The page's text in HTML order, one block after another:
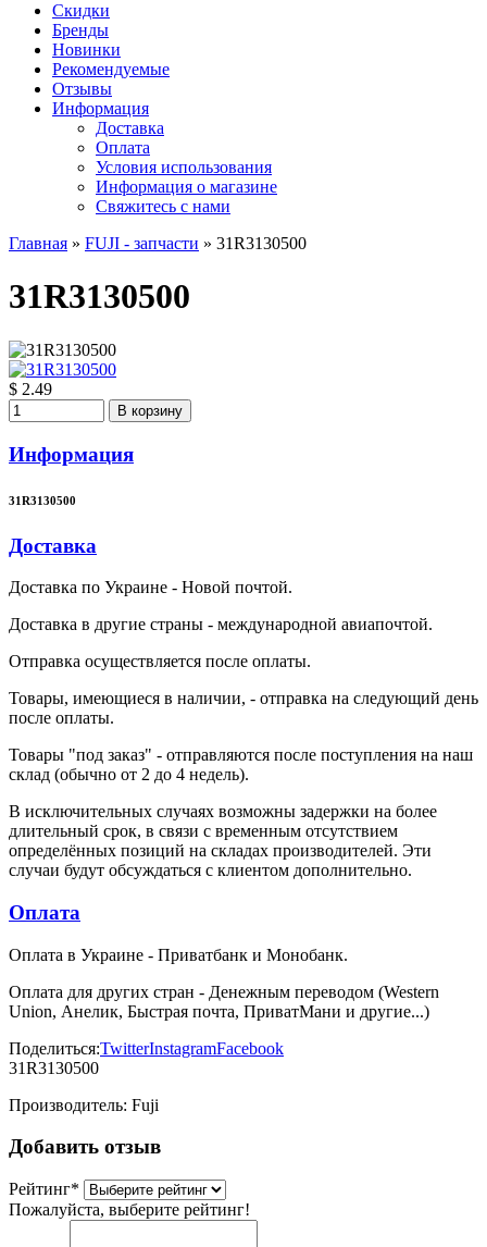
Скидки
Бренды
Новинки
Рекомендуемые
Отзывы
Информация
Доставка
Оплата
Условия использования
Информация о магазине
Свяжитесь с нами
Главная » FUJI - запчасти » 31R3130500
31R3130500
$ 2.49
В корзину
Информация
31R3130500
Доставка
Доставка по Украине - Новой почтой.
Доставка в другие страны - международной авиапочтой.
Отправка осуществляется после оплаты.
Товары, имеющиеся в наличии, - отправка на следующий день
после оплаты.
Товары "под заказ" - отправляются после поступления на наш
склад (обычно от 2 до 4 недель).
В исключительных случаях возможны задержки на более
длительный срок, в связи с временным отсутствием
определённых позиций на складах производителей. Эти
случаи будут обсуждаться с клиентом дополнительно.
Оплата
Оплата в Украине - Приватбанк и Монобанк.
Оплата для других стран - Денежным переводом (Western
Union, Анелик, Быстрая почта, ПриватМани и другие...)
Поделиться:TwitterInstagramFacebook
31R3130500
Производитель: Fuji
Добавить отзыв
Рейтинг*
Пожалуйста, выберите рейтинг!